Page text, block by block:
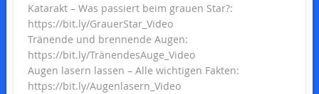
Katarakt – Was passiert beim grauen Star?:
https://bit.ly/GrauerStar_Video
Tränende und brennende Augen:
https://bit.ly/TränendesAuge_Video
Augen lasern lassen – Alle wichtigen Fakten:
https://bit.ly/Augenlasern_Video